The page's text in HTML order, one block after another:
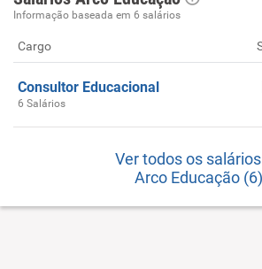
Informação baseada em 6 salários
Cargo
Consultor Educacional
6 Salários
Ver todos os
Arco Educação (6)